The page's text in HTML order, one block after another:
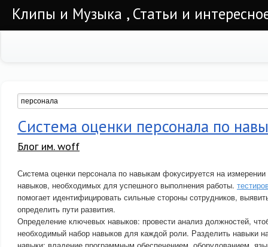
Клипы и Музыка , Статьи и
Система оценки персонала по
Блог им. woff
Система оценки персонала по навыкам фокусируется на измерении
навыков, необходимых для успешного выполнения работы.
помогает идентифицировать сильные стороны сотрудников,
определить пути развития.
Определение ключевых навыков: провести анализ должностей,
необходимый набор навыков для каждой роли. Разделить навыки